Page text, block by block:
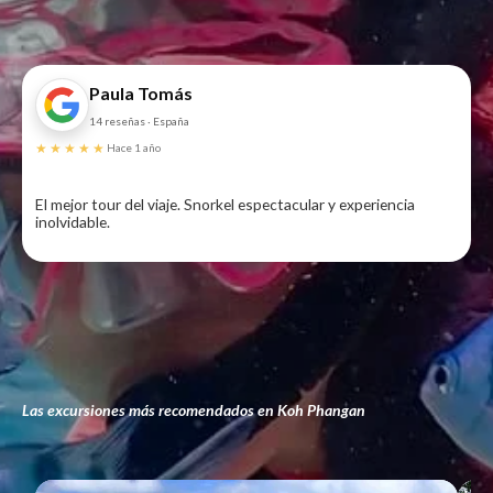
Paula Tomás
14 reseñas · España
★★★★★ Hace 1 año
El mejor tour del viaje. Snorkel espectacular y experiencia
inolvidable.
Las excursiones más recomendados en Koh Phangan